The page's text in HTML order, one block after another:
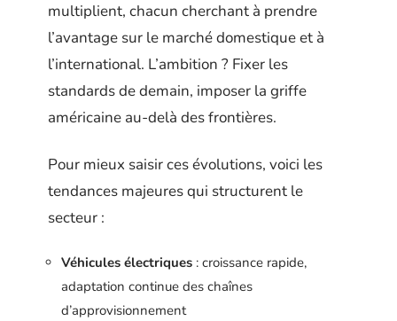
multiplient, chacun cherchant à prendre
l’avantage sur le marché domestique et à
l’international. L’ambition ? Fixer les
standards de demain, imposer la griffe
américaine au-delà des frontières.
Pour mieux saisir ces évolutions, voici les
tendances majeures qui structurent le
secteur :
Véhicules électriques : croissance rapide,
adaptation continue des chaînes
d’approvisionnement